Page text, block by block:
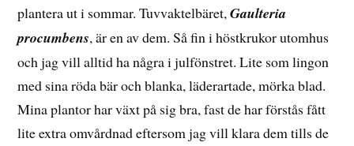
plantera ut i sommar. Tuvvaktelbäret,Gaulteria
procumbens, är en av dem. Så fin i höstkrukor utomhus
och jag vill alltid ha några i julfönstret. Lite som lingon
med sina röda bär och blanka, läderartade, mörka blad.
Mina plantor har växt på sig bra, fast de har förstås fått
lite extra omvårdnad eftersom jag vill klara dem tills de